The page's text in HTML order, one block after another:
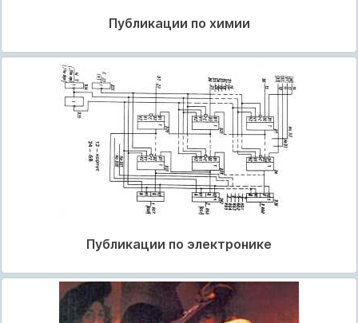
Публикации по химии
Публикации по электронике